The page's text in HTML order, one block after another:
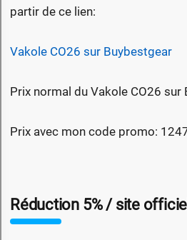
partir de ce lien:
Vakole CO26 sur Buybestgear
Prix normal du Vakole CO26
Prix avec mon code promo:
Réduction 5% / site officiel